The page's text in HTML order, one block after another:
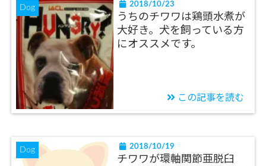
Dog 2018/10/23
うちのチワワは鶏頭水煮が
大好き。犬を飼っている方
にオススメです。
この記事を読む
Dog 2018/10/19
チワワが環軸関節亜脱臼